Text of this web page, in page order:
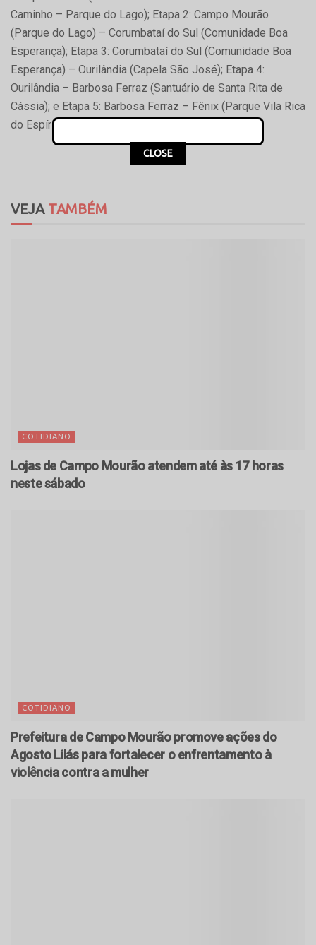
Caminho – Parque do Lago); Etapa 2: Campo Mourão
(Parque do Lago) – Corumbataí do Sul (Comunidade Boa
Esperança); Etapa 3: Corumbataí do Sul (Comunidade Boa
Esperança) – Ourilândia (Capela São José); Etapa 4:
Ourilândia – Barbosa Ferraz (Santuário de Santa Rita de
Cássia); e Etapa 5: Barbosa Ferraz – Fênix (Parque Vila Rica
do Espírito Santo).
VEJATAMBÉM
COTIDIANO
Lojas de Campo Mourão atendem até às 17 horas
neste sábado
COTIDIANO
Prefeitura de Campo Mourão promove ações do
Agosto Lilás para fortalecer o enfrentamento à
violência contra a mulher
CLOSE